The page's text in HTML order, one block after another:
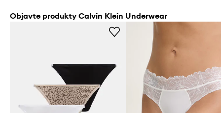
Objavte produkty Calvin Klein Underwear